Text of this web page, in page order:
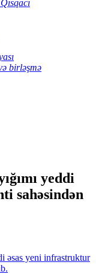
birləşmə
yeddi
sahəsindən
əsas yeni infrastruktur